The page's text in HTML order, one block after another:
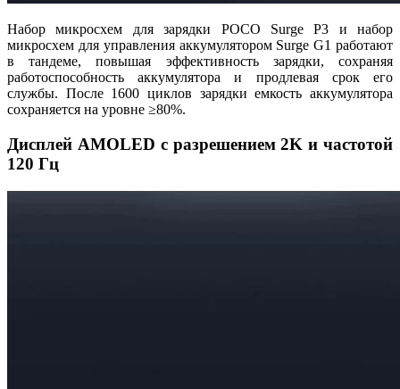
Набор микросхем для зарядки POCO Surge P3 и набор
микросхем для управления аккумулятором Surge G1 работают
в тандеме, повышая эффективность зарядки, сохраняя
работоспособность аккумулятора и продлевая срок его
службы. После 1600 циклов зарядки емкость аккумулятора
сохраняется на уровне ≥80%.
Дисплей AMOLED с разрешением 2K и частотой
120 Гц